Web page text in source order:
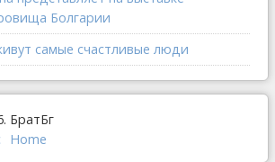
Болгарии
самые счастливые люди
БратБг
Home